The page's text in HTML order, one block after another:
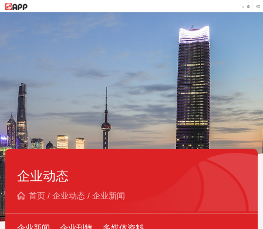
企业动态
首页/ 企业动态/ 企业新闻